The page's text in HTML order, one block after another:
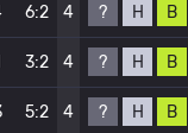
6:2 4 ? Н В
3:2 4 ? Н В
5:2 4 ? Н В